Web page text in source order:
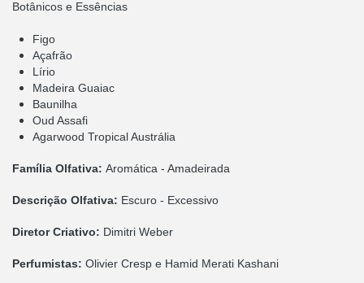
Botânicos e Essências
Figo
Açafrão
Lírio
Madeira Guaiac
Baunilha
Oud Assafi
Agarwood Tropical Austrália
Família Olfativa: Aromática - Amadeirada
Descrição Olfativa: Escuro - Excessivo
Diretor Criativo: Dimitri Weber
Perfumistas: Olivier Cresp e Hamid Merati Kashani